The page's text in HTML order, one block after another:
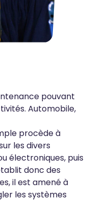
pouvant
Automobile,
procède à
les divers
électroniques, puis
donc des
il est amené à
les systèmes